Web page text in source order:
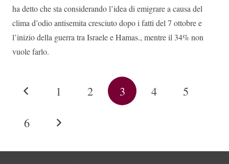
ha detto che sta considerando l’idea di emigrare a causa del
clima d’odio antisemita cresciuto dopo i fatti del 7 ottobre e
l’inizio della guerra tra Israele e Hamas., mentre il 34% non
vuole farlo.
1 2 3 4 5
6